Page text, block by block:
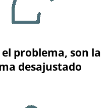
problema, son la
desajustado